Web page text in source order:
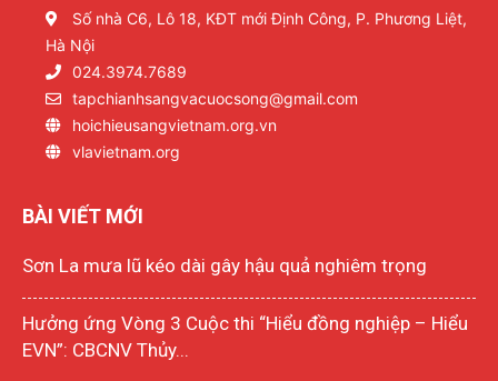
Số nhà C6, Lô 18, KĐT mới Định Công, P. Phương Liệt,
Hà Nội
024.3974.7689
tapchianhsangvacuocsong@gmail.com
hoichieusangvietnam.org.vn
vlavietnam.org
BÀI VIẾT MỚI
Sơn La mưa lũ kéo dài gây hậu quả nghiêm trọng
Hưởng ứng Vòng 3 Cuộc thi “Hiểu đồng nghiệp – Hiểu
EVN”: CBCNV Thủy...